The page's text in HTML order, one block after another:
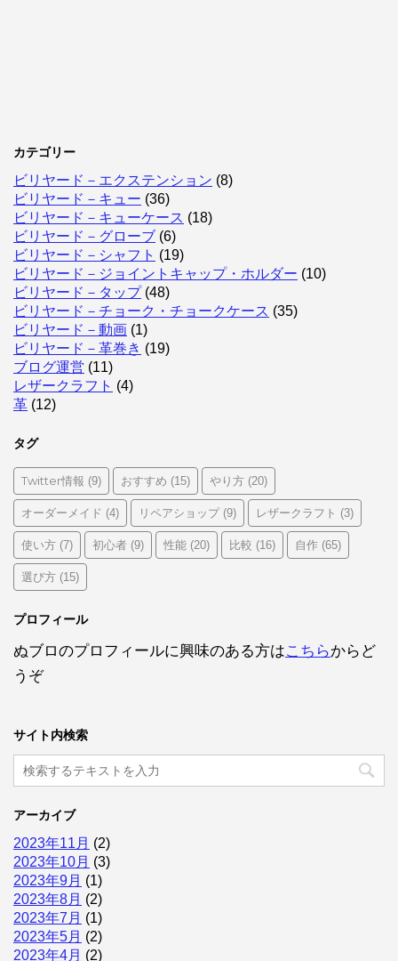
カテゴリー
ビリヤード－エクステンション (8)
ビリヤード－キュー (36)
ビリヤード－キューケース (18)
ビリヤード－グローブ (6)
ビリヤード－シャフト (19)
ビリヤード－ジョイントキャップ・ホルダー (10)
ビリヤード－タップ(48)
ビリヤード－チョーク・チョークケース (35)
ビリヤード－動画 (1)
ビリヤード－革巻き (19)
ブログ運営 (11)
レザークラフト (4)
革 (12)
タグ
Twitter情報 (9) おすすめ (15) やり方 (20)
オーダーメイド (4) リペアショップ(9) レザークラフト (3)
使い方 (7) 初心者 (9) 性能 (20) 比較 (16) 自作 (65)
選び方 (15)
プロフィール
ぬブロのプロフィールに興味のある方はこちらからど
うぞ
サイト内検索
アーカイブ
2023年11月 (2)
2023年10月 (3)
2023年9月 (1)
2023年8月 (2)
2023年7月 (1)
2023年5月 (2)
2023年4月 (2)